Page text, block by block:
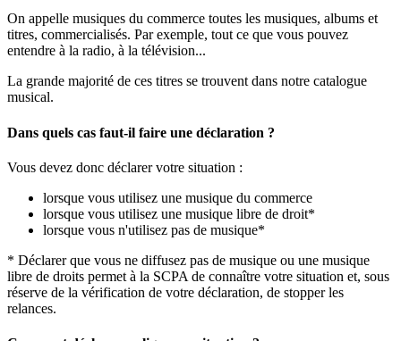
On appelle musiques du commerce toutes les musiques, albums et
titres, commercialisés. Par exemple, tout ce que vous pouvez
entendre à la radio, à la télévision...
La grande majorité de ces titres se trouvent dans notre catalogue
musical.
Dans quels cas faut-il faire une déclaration ?
Vous devez donc déclarer votre situation :
lorsque vous utilisez une musique du commerce
lorsque vous utilisez une musique libre de droit*
lorsque vous n'utilisez pas de musique*
* Déclarer que vous ne diffusez pas de musique ou une musique
libre de droits permet à la SCPA de connaître votre situation et, sous
réserve de la vérification de votre déclaration, de stopper les
relances.